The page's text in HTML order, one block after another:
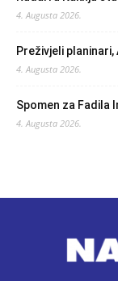
4. Augusta 2026.
Preživjeli
4. Augusta 2026.
Spomen za Fadila
4. Augusta 2026.